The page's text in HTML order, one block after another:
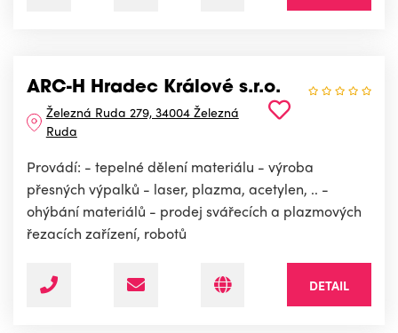
ARC-H Hradec Králové s.r.o.
Železná Ruda 279, 34004 Železná
Ruda
Provádí: - tepelné dělení materiálu - výroba
přesných výpalků - laser, plazma, acetylen, .. -
ohýbání materiálů - prodej svářecích a plazmových
řezacích zařízení, robotů
DETAIL